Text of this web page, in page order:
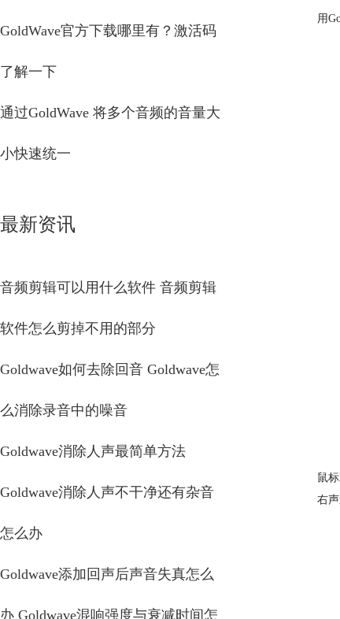
GoldWave官方下载哪里有？激活码
了解一下
通过GoldWave 将多个音频的音量大
小快速统一
最新资讯
音频剪辑可以用什么软件 音频剪辑
软件怎么剪掉不用的部分
Goldwave如何去除回音 Goldwave怎
么消除录音中的噪音
Goldwave消除人声最简单方法
Goldwave消除人声不干净还有杂音
怎么办
Goldwave添加回声后声音失真怎么
办 Goldwave混响强度与衰减时间怎
用
鼠
右